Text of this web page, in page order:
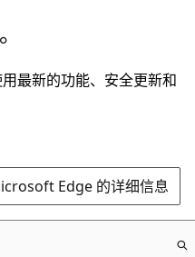
最新的功能、安全更新和
Edge 的详细信息